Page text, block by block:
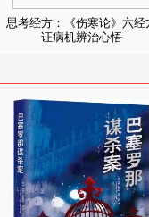
思考经方：《伤寒论》六经
证病机辨治心悟